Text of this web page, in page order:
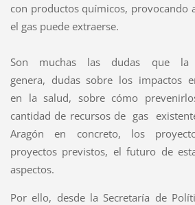
con productos químicos, provocando
el gas puede extraerse.
Son muchas las dudas que la
genera, dudas sobre los impactos
en la salud, sobre cómo
cantidad de recursos de gas
Aragón en concreto, los
proyectos previstos, el futuro de
aspectos.
Por ello, desde la Secretaría de